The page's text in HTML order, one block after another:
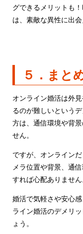
グできるメリットも
は、素敵な異性に出
５．まと
オンライン婚活は外
るのが難しいという
方は、通信環境や背
せん。
ですが、オンライン
メラ位置や背景、通
すれば心配ありません
婚活で気軽さや安心
ライン婚活のデメリ
ょう。